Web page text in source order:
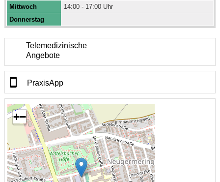
Mittwoch
14:00 - 17:00 Uhr
Donnerstag
Telemedizinische
Angebote
PraxisApp
+−